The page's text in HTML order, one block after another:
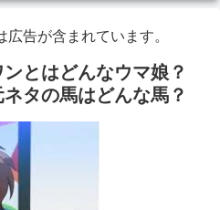
告が含まれています。
ンとはどんなウマ娘？
タの馬はどんな馬？